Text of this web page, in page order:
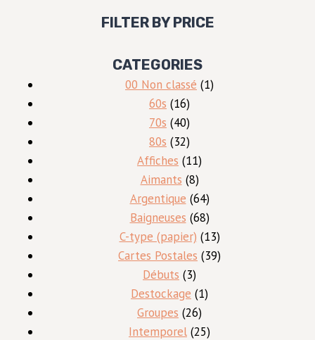
FILTER BY PRICE
CATEGORIES
00 Non classé 11
60s 1616
produits
70s 4040
produits
80s 3232
produits
Affiches 1111
produits
Aimants 88
produits
Argentique 6464
produits
Baigneuses 6868
produits
C-type (papier) 1313
produits
Cartes Postales 3939
Débuts 33
produits
Destockage 11
Groupes 2626
produits
Intemporel 2525